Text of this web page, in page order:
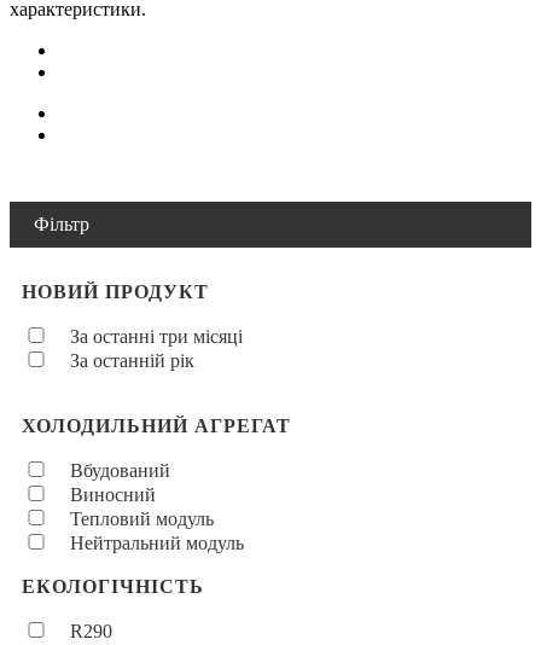
характеристики.
Фільтр
НОВИЙ ПРОДУКТ
За останні три місяці
За останній рік
ХОЛОДИЛЬНИЙ АГРЕГАТ
Вбудований
Виносний
Тепловий модуль
Нейтральний модуль
ЕКОЛОГІЧНІСТЬ
R290